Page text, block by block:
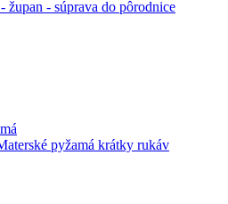
župan - súprava do pôrodnice
pyžamá krátky rukáv